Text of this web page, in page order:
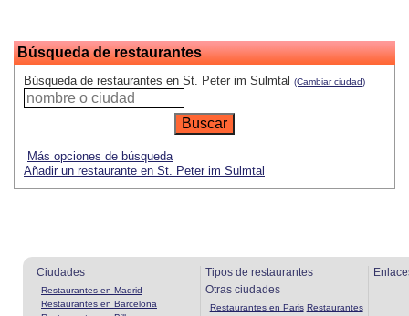
Búsqueda de restaurantes
Búsqueda de restaurantes en St. Peter im Sulmtal (Cambiar ciudad)
Más opciones de búsqueda
Añadir un restaurante en St. Peter im Sulmtal
Ciudades
Restaurantes en Madrid
Restaurantes en Barcelona
Tipos de restaurantes
Otras ciudades
Restaurantes en Paris Restaurantes